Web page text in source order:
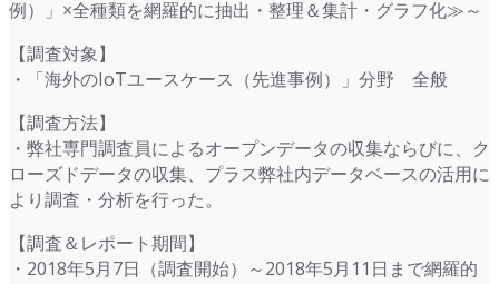
例）」×全種類を網羅的に抽出・整理＆集計・グラフ化≫～
【調査対象】
・「海外のIoTユースケース（先進事例）」分野 全般
【調査方法】
・弊社専門調査員によるオープンデータの収集ならびに、ク
ローズドデータの収集、プラス弊社内データベースの活用に
より調査・分析を行った。
【調査＆レポート期間】
・2018年5月7日（調査開始）～2018年5月11日まで網羅的